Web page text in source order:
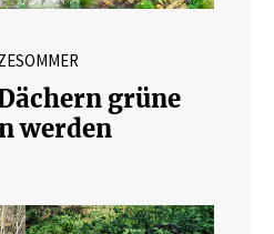
grüne
werden